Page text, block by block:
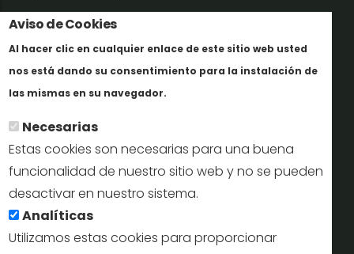
Aviso de Cookies
Al hacer clic en cualquier enlace de este sitio web usted
nos está dando su consentimiento para la instalación de
las mismas en su navegador.
Necesarias
Estas cookies son necesarias para una buena
funcionalidad de nuestro sitio web y no se pueden
desactivar en nuestro sistema.
Analíticas
Utilizamos estas cookies para proporcionar
Trabaja con nosotros
Informes y documentación
Perfil del contratante
Oficinas de Turismo
reservas@turismodesegovia.com
info@turismodesegovia.com